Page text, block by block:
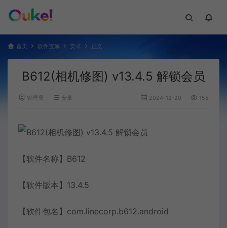
首页 软件宝库 安卓 正文
B612(相机修图) v13.4.5 解锁会员
管理员 安卓 2024-12-20 155
【软件名称】B612
【软件版本】13.4.5
【软件包名】com.linecorp.b612.android